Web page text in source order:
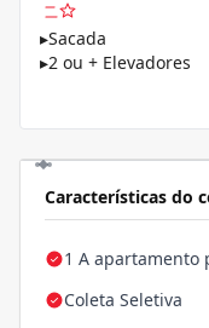
▸Sacada
▸2 ou + Elevadores
Características do
1 A apartamento
Coleta Seletiva